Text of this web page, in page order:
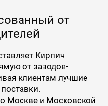
от
Кирпич
от заводов-
клиентам лучшие
Москве и Московской